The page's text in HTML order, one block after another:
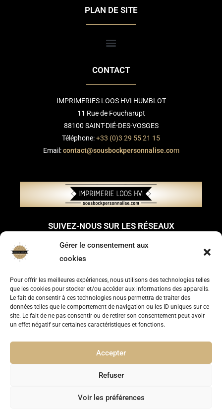
Gérer le consentement aux
cookies
Pour offrir les meilleures expériences, nous utilisons des technologies telles
que les cookies pour stocker et/ou accéder aux informations des appareils.
Le fait de consentir à ces technologies nous permettra de traiter des
données telles que le comportement de navigation ou les ID uniques sur ce
site. Le fait de ne pas consentir ou de retirer son consentement peut avoir
un effet négatif sur certaines caractéristiques et fonctions.
Accepter
Refuser
Voir les préférences
PLAN DE SITE
CONTACT
IMPRIMERIES LOOS HVI HUMBLOT
11 Rue de Foucharupt
88100 SAINT-DIÉ-DES-VOSGES
Téléphone:+33 (0)3 29 55 21 15
Email:contact@sousbockpersonnalise.com
SUIVEZ-NOUS SUR LES RÉSEAUX
NOUS NOUS ENGAGEONS
POUR L'ENVIRONNEMENT